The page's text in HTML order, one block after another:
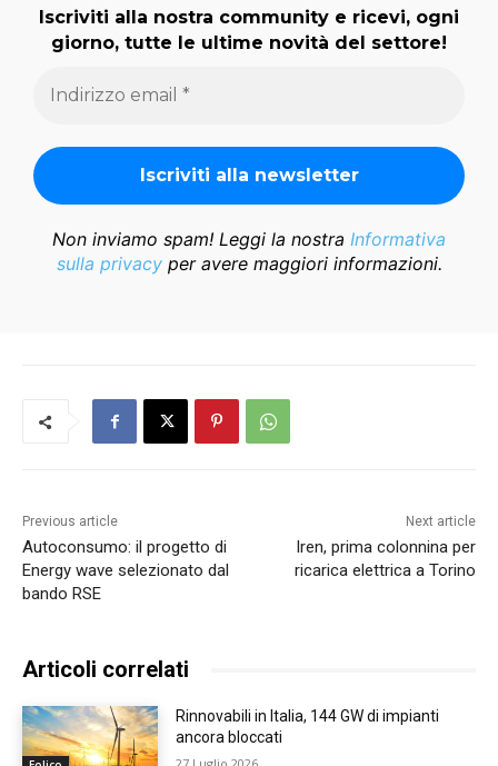
Iscriviti alla nostra community e ricevi, ogni
giorno, tutte le ultime novità del settore!
Non inviamo spam! Leggi la nostra Informativa
sulla privacyper avere maggiori informazioni.
Previous article
Autoconsumo: il progetto di
Energy wave selezionato dal
bando RSE
Next article
Iren, prima colonnina per
ricarica elettrica a Torino
Articoli correlati
Rinnovabili in Italia, 144 GW di impianti
ancora bloccati